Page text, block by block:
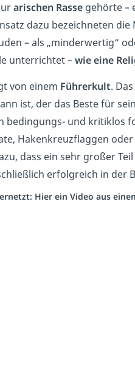
arischen Rasse gehörte –
dazu bezeichneten
– als „minderwertig“
unterrichtet –wie eine
von einem Führerkult.
ist, der das Beste für
bedingungs- und kritiklos
Hakenkreuzflaggen
dass ein sehr großer
erfolgreich in der
Hier ein Video aus